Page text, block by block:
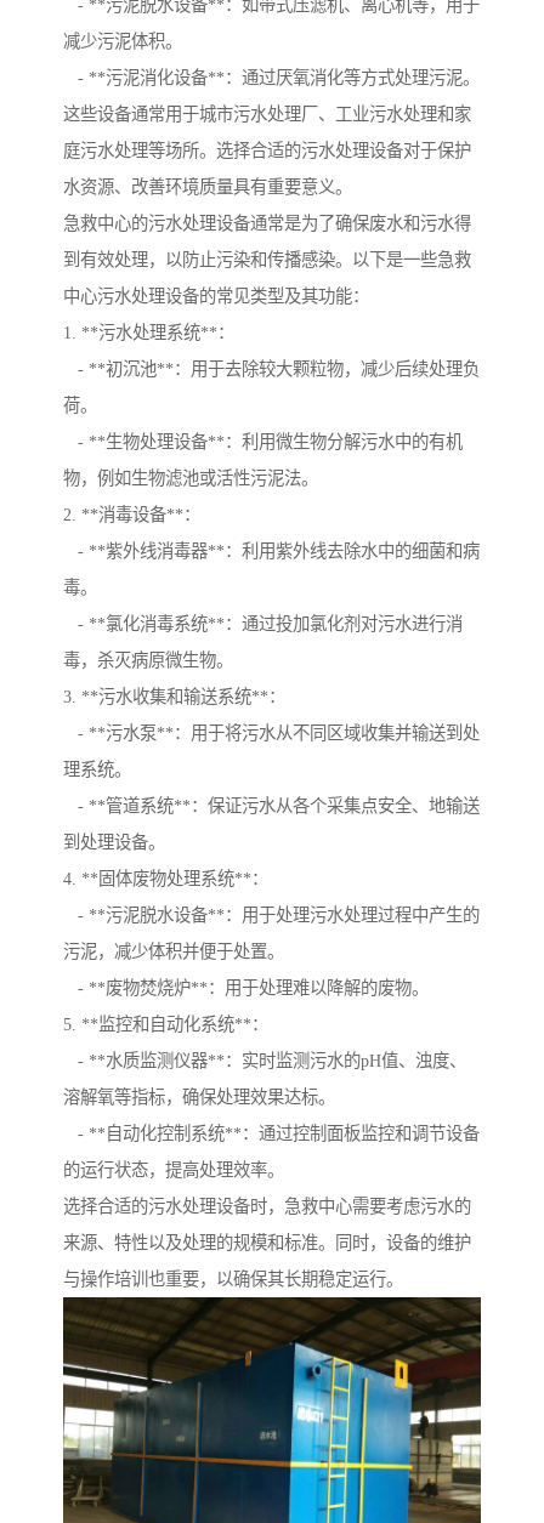
- **污泥脱水设备**：如带式压滤机、离心机等，用于
减少污泥体积。
- **污泥消化设备**：通过厌氧消化等方式处理污泥。
这些设备通常用于城市污水处理厂、工业污水处理和家
庭污水处理等场所。选择合适的污水处理设备对于保护
水资源、改善环境质量具有重要意义。
急救中心的污水处理设备通常是为了确保废水和污水得
到有效处理，以防止污染和传播感染。以下是一些急救
中心污水处理设备的常见类型及其功能：
1. **污水处理系统**：
- **初沉池**：用于去除较大颗粒物，减少后续处理负
荷。
- **生物处理设备**：利用微生物分解污水中的有机
物，例如生物滤池或活性污泥法。
2. **消毒设备**：
- **紫外线消毒器**：利用紫外线去除水中的细菌和病
毒。
- **氯化消毒系统**：通过投加氯化剂对污水进行消
毒，杀灭病原微生物。
3. **污水收集和输送系统**：
- **污水泵**：用于将污水从不同区域收集并输送到处
理系统。
- **管道系统**：保证污水从各个采集点安全、地输送
到处理设备。
4. **固体废物处理系统**：
- **污泥脱水设备**：用于处理污水处理过程中产生的
污泥，减少体积并便于处置。
- **废物焚烧炉**：用于处理难以降解的废物。
5. **监控和自动化系统**：
- **水质监测仪器**：实时监测污水的pH值、浊度、
溶解氧等指标，确保处理效果达标。
- **自动化控制系统**：通过控制面板监控和调节设备
的运行状态，提高处理效率。
选择合适的污水处理设备时，急救中心需要考虑污水的
来源、特性以及处理的规模和标准。同时，设备的维护
与操作培训也重要，以确保其长期稳定运行。